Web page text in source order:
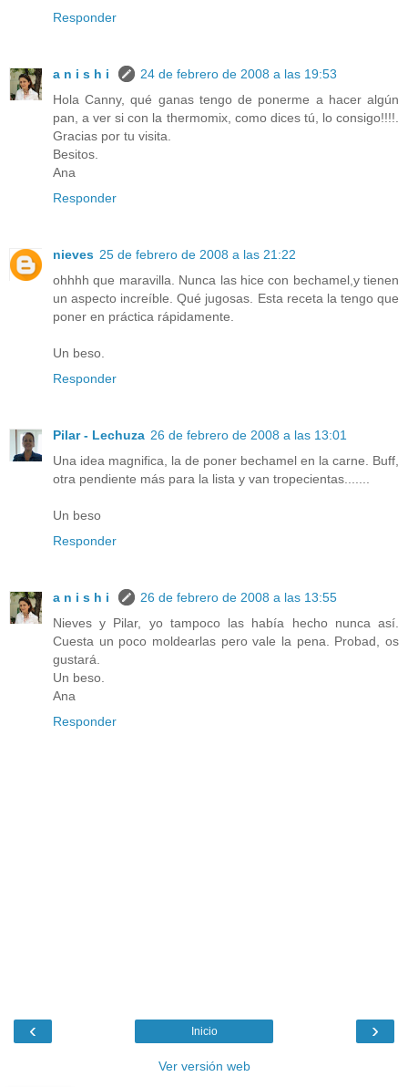
Responder
a n i s h i
24 de febrero de 2008 a las 19:53
Hola Canny, qué ganas tengo de ponerme a hacer algún
pan, a ver si con la thermomix, como dices tú, lo consigo!!!!.
Gracias por tu visita.
Besitos.
Ana
Responder
nieves 25 de febrero de 2008 a las 21:22
ohhhh que maravilla. Nunca las hice con bechamel,y tienen
un aspecto increíble. Qué jugosas. Esta receta la tengo que
poner en práctica rápidamente.
Un beso.
Responder
Pilar - Lechuza 26 de febrero de 2008 a las 13:01
Una idea magnifica, la de poner bechamel en la carne. Buff,
otra pendiente más para la lista y van tropecientas.......
Un beso
Responder
a n i s h i
26 de febrero de 2008 a las 13:55
Nieves y Pilar, yo tampoco las había hecho nunca así.
Cuesta un poco moldearlas pero vale la pena. Probad, os
gustará.
Un beso.
Ana
Responder
‹ ›
Inicio
Ver versión web